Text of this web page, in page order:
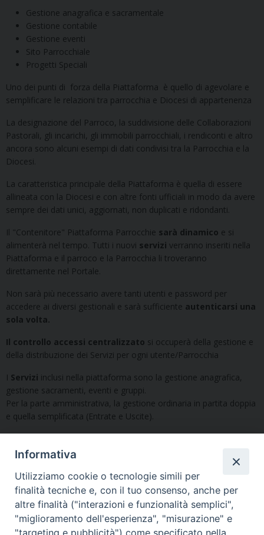
Gestione anagrafica e sacramentale
Gestione contabile
Gestione eventi
Sito Parrocchiale
Progetti Speciali
Uno dei punti di forza della Piattaforma è quello di agevolare e
semplificare le relazioni tra parrocchia e Diocesi di appartenenza
La designazione del Parroco, la suddivisione delle Collaborazioni
Pastorali, gli incarichi, gli immobili parrocchiali, i rendiconti e altro
ancora sono alcuni esempi di dati condivisi tra la Parrocchia e la
Diocesi.
La caratteristica principale della Piattaforma è quella di essere
allineata con la Diocesi e con altre fonti ufficiali in modo da avere
sempre dei dati unici, aggiornati, non duplicati e ridondanti.
Il "Contenitore" Piattaforma Parrocchie sarà dinamico e si
alimenterà nel tempo. Tutti i nuovi servizi verranno inseriti nella
Piattaforma e il parroco e la Parrocchia li troveranno
direttamente nel Portale.
Non sarà più necessario avere tanti utenti e password per
accedere ai diversi gestionali e sarà sufficiente autenticarsi una
sola volta.
Il controllo accessi centralizzato si occuperà della gestione e
della distribuzione dei Servizi per ogni utente/Parrocchia
I Servizi inclusi nella piattaforma sono la gestione anagrafica,
gestione sacramenti, eventi e gruppi.
Per la parte amministrativa, la gestione ordinaria in partita doppia
e quella semplificata (Entrate e Uscite).
Modulo di richiesta credenziali
Vuoi condividere questo articolo?
Informativa
Utilizziamo cookie o tecnologie simili per
finalità tecniche e, con il tuo consenso, anche per
altre finalità ("interazioni e funzionalità semplici",
"miglioramento dell'esperienza", "misurazione" e